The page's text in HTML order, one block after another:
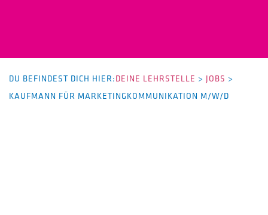
DU BEFINDEST DICH HIER:DEINE LEHRSTELLE > JOBS >
KAUFMANN FÜR MARKETINGKOMMUNIKATION M/W/D